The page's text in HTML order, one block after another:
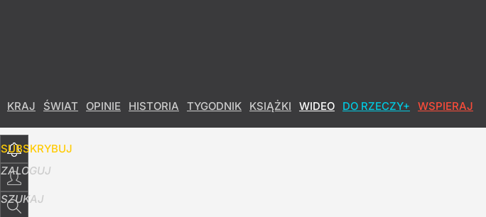
KRAJ ŚWIAT OPINIE HISTORIA TYGODNIK KSIĄŻKI WIDEO DO RZECZY+ WSPIERAJ
SUBSKRYBUJ
ZALOGUJ
SZUKAJ